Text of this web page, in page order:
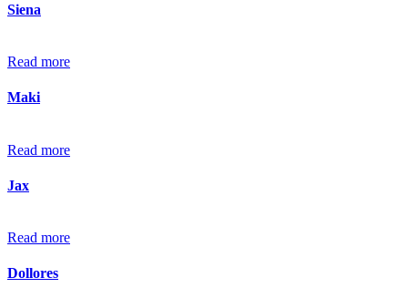
Siena
Read more
Maki
Read more
Jax
Read more
Dollores